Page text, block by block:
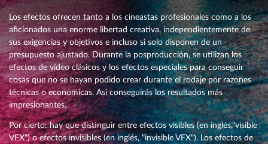
Los efectos ofrecen tanto a los cineastas profesionales como a los
aficionados una enorme libertad creativa, independientemente de
sus exigencias y objetivos e incluso si solo disponen de un
presupuesto ajustado. Durante la posproducción, se utilizan los
efectos de vídeo clásicos y los efectos especiales para conseguir
cosas que no se hayan podido crear durante el rodaje por razones
técnicas o económicas. Así conseguirás los resultados más
impresionantes.
Por cierto: hay que distinguir entre efectos visibles (en inglés,"visible
VFX") o efectos invisibles (en inglés, "invisible VFX"). Los efectos de